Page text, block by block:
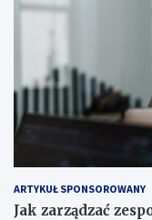
ARTYKUŁ SPONSOROWANY
Jak zarządzać